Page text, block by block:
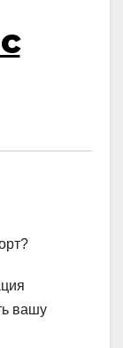
вашу